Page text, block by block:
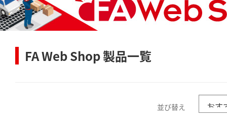
FA Web Shop 製品一覧
並び替え